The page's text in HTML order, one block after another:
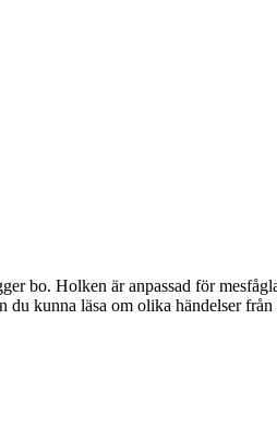
bo. Holken är anpassad för
du kunna läsa om olika händelser från